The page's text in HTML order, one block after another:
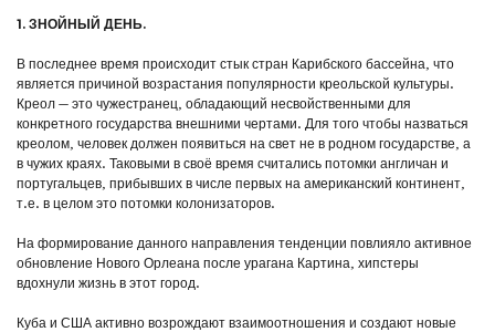
1. ЗНОЙНЫЙ ДЕНЬ.
В последнее время происходит стык стран Карибского бассейна, что
является причиной возрастания популярности креольской культуры.
Креол — это чужестранец, обладающий несвойственными для
конкретного государства внешними чертами. Для того чтобы назваться
креолом, человек должен появиться на свет не в родном государстве, а
в чужих краях. Таковыми в своё время считались потомки англичан и
португальцев, прибывших в числе первых на американский континент,
т.е. в целом это потомки колонизаторов.
На формирование данного направления тенденции повлияло активное
обновление Нового Орлеана после урагана Картина, хипстеры
вдохнули жизнь в этот город.
Куба и США активно возрождают взаимоотношения и создают новые